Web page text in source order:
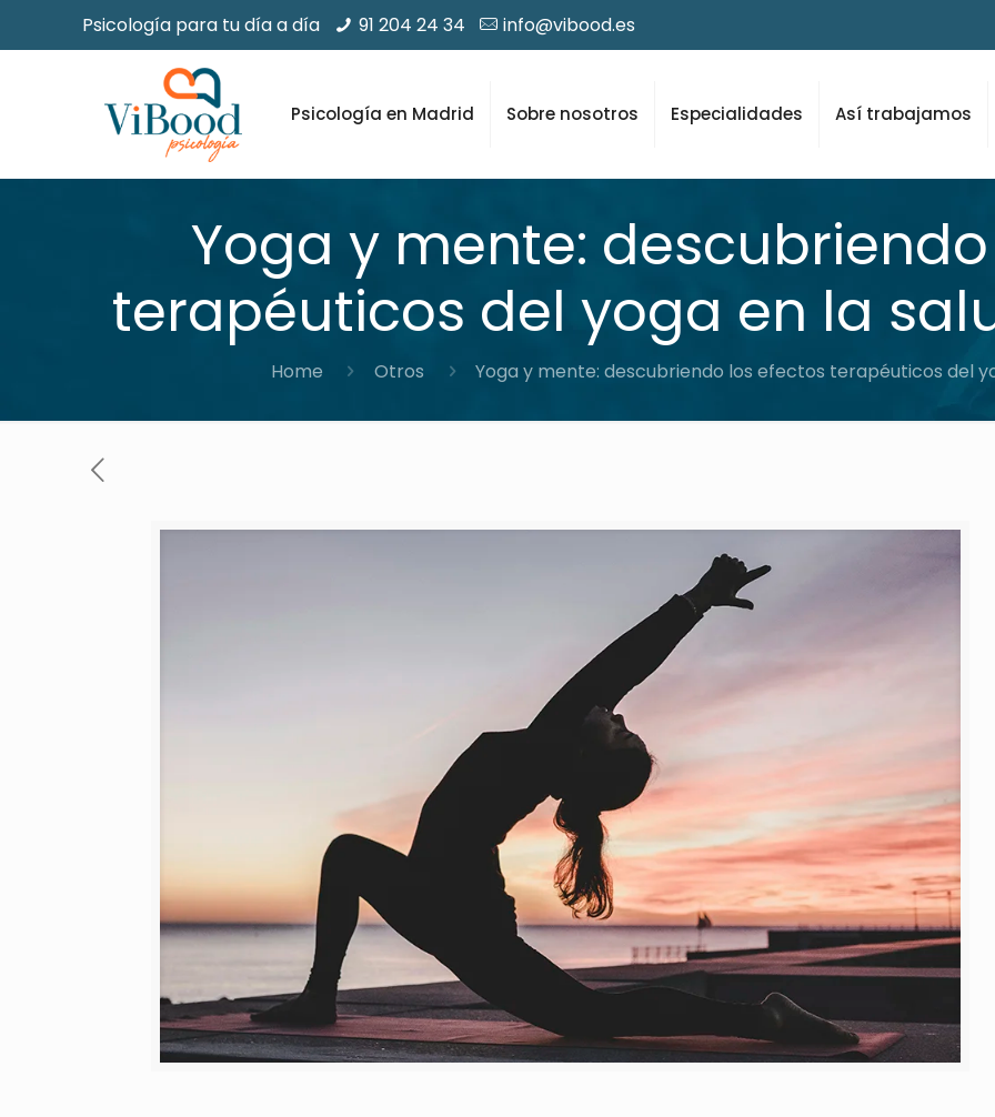
Psicología para tu día a día 91 204 24 34 info@vibood.es
Psicología en Madrid Sobre nosotros Especialidades Así trabajamos
Yoga y mente:
terapéuticos del yoga en la
Home Otros Yoga y mente: descubriendo los efectos terapéuticos del